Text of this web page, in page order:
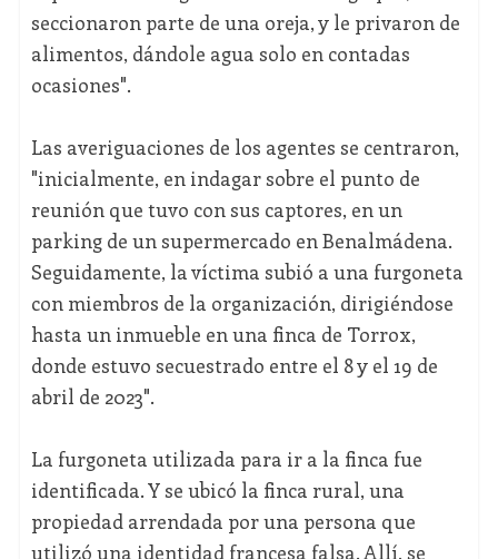
seccionaron parte de una oreja, y le privaron de
alimentos, dándole agua solo en contadas
ocasiones".
Las averiguaciones de los agentes se centraron,
"inicialmente, en indagar sobre el punto de
reunión que tuvo con sus captores, en un
parking de un supermercado en Benalmádena.
Seguidamente, la víctima subió a una furgoneta
con miembros de la organización, dirigiéndose
hasta un inmueble en una finca de Torrox,
donde estuvo secuestrado entre el 8 y el 19 de
abril de 2023".
La furgoneta utilizada para ir a la finca fue
identificada. Y se ubicó la finca rural, una
propiedad arrendada por una persona que
utilizó una identidad francesa falsa. Allí, se